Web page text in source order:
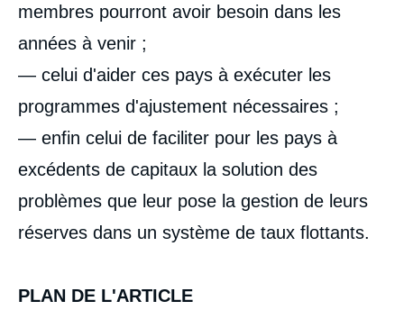
membres pourront avoir besoin dans les
années à venir ;
— celui d'aider ces pays à exécuter les
programmes d'ajustement nécessaires ;
— enfin celui de faciliter pour les pays à
excédents de capitaux la solution des
problèmes que leur pose la gestion de leurs
réserves dans un système de taux flottants.
PLAN DE L'ARTICLE
Image